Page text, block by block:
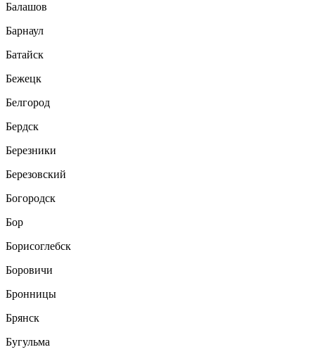
Балашов
Барнаул
Батайск
Бежецк
Белгород
Бердск
Березники
Березовский
Богородск
Бор
Борисоглебск
Боровичи
Бронницы
Брянск
Бугульма